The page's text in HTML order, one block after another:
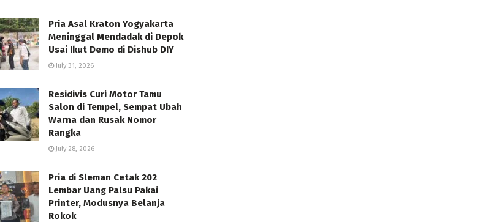
Pria Asal Kraton Yogyakarta
Meninggal Mendadak di Depok
Usai Ikut Demo di Dishub DIY
July 31, 2026
Residivis Curi Motor Tamu
Salon di Tempel, Sempat Ubah
Warna dan Rusak Nomor
Rangka
July 28, 2026
Pria di Sleman Cetak 202
Lembar Uang Palsu Pakai
Printer, Modusnya Belanja
Rokok